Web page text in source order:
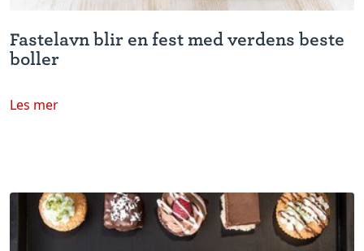
Fastelavn blir en fest med verdens beste
boller
Les mer